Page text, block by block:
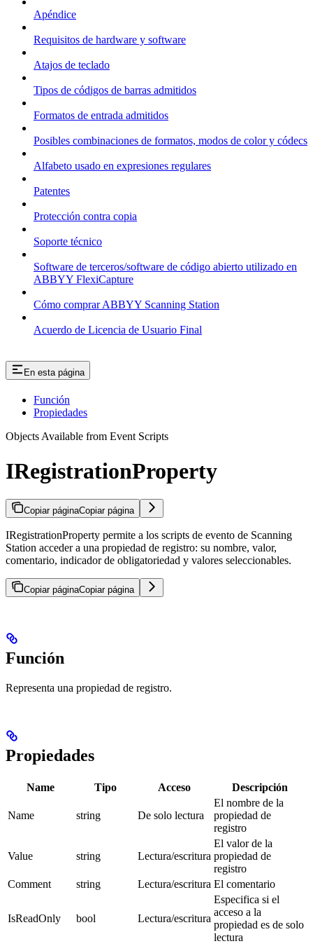
Apéndice
Requisitos de hardware y software
Atajos de teclado
Tipos de códigos de barras admitidos
Formatos de entrada admitidos
Posibles combinaciones de formatos, modos de color y códecs
Alfabeto usado en expresiones regulares
Patentes
Protección contra copia
Soporte técnico
Software de terceros/software de código abierto utilizado en
ABBYY FlexiCapture
Cómo comprar ABBYY Scanning Station
Acuerdo de Licencia de Usuario Final
En esta página
Función
Propiedades
Objects Available from Event Scripts
IRegistrationProperty
Copiar páginaCopiar página
IRegistrationProperty permite a los scripts de evento de Scanning
Station acceder a una propiedad de registro: su nombre, valor,
comentario, indicador de obligatoriedad y valores seleccionables.
Copiar páginaCopiar página
Función
Representa una propiedad de registro.
Propiedades
Name Tipo Acceso Descripción
Name string De solo lectura
El nombre de la
propiedad de
registro
Value string Lectura/escritura
El valor de la
propiedad de
registro
Comment
string Lectura/escritura El comentario
IsReadOnly bool Lectura/escritura
Especifica si el
acceso a la
propiedad es de solo
lectura